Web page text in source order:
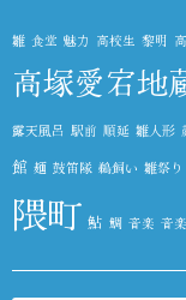
雛 食堂 魅力 高校生 黎明
高塚愛宕地
露天風呂 駅前 順延 雛人形
館 麺 鼓笛隊 鵜飼い 雛祭り
隈町 鮎 鯛 音楽 音